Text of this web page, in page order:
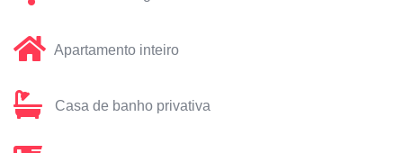
Apartamento inteiro
Casa de banho privativa